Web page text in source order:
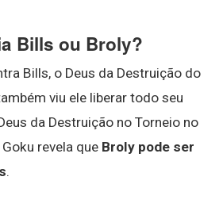
Bills ou Broly?
Bills, o Deus da Destruição do
viu ele liberar todo seu
da Destruição no Torneio no
revela que Broly pode ser
.